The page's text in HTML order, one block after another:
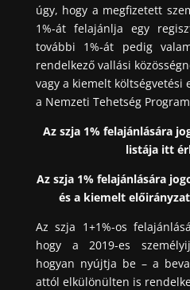
úgy, hogy a megfizetett
1%-át felajánlja egy
további 1%-át pedig
rendelkező vallási
vagy a kiemelt költségvetési
a Nemzeti Tehetség
Az szja 1% felajánlására
listája itt
Az szja 1% felajánlására
és a kiemelt
Az szja 1+1%-os
hogy a 2019-es
hogyan nyújtja be – a
attól elkülönülten is